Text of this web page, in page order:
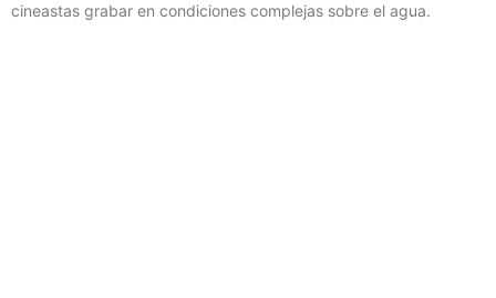
cineastas grabar en condiciones complejas sobre el agua.